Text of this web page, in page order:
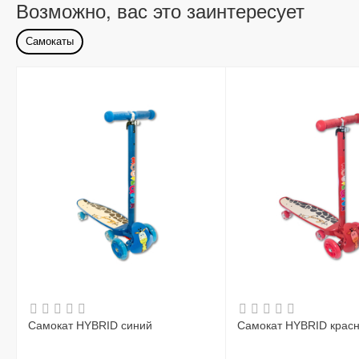
Возможно, вас это заинтересует
Самокаты
Самокат HYBRID синий Самокат HYBRID